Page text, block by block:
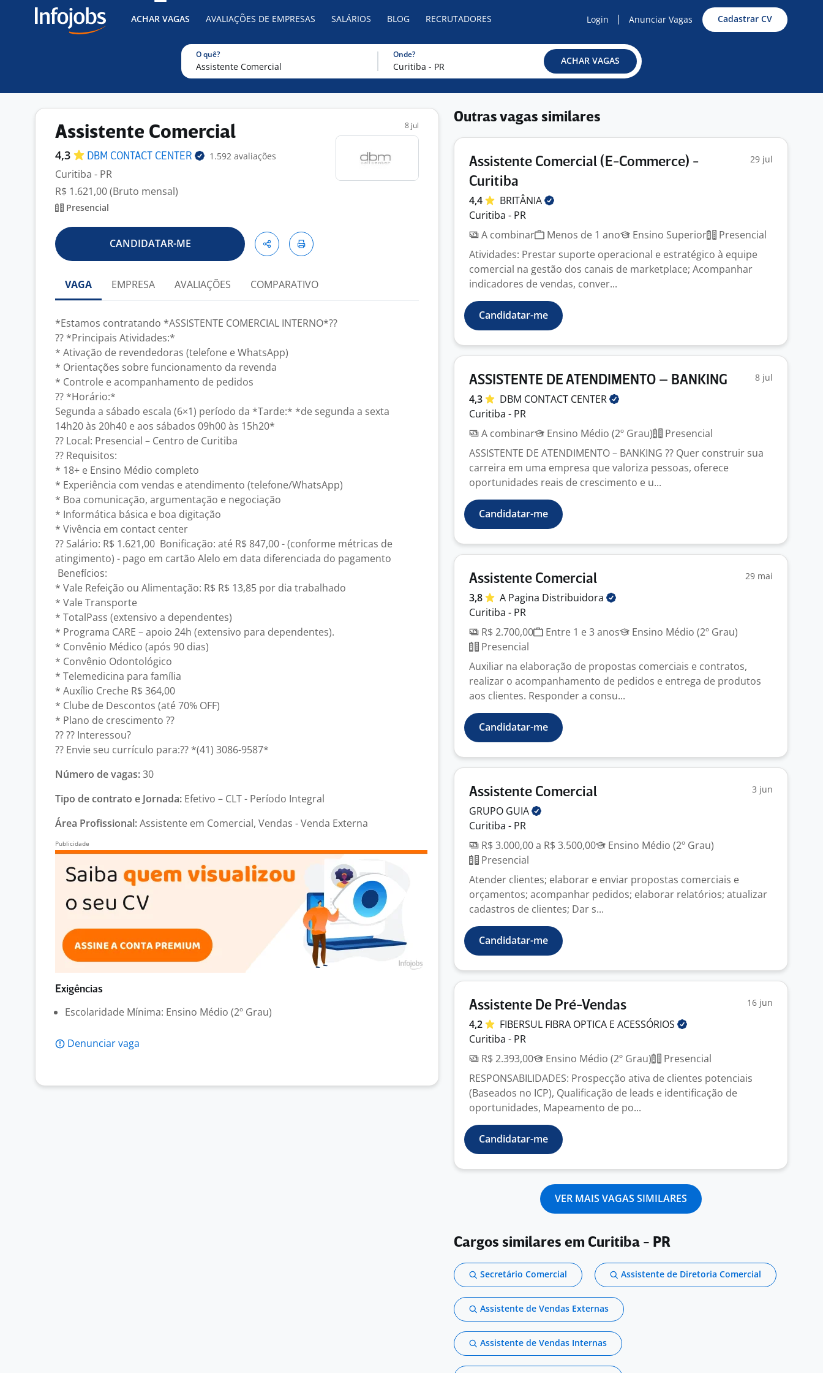
ACHAR VAGAS AVALIAÇÕES DE EMPRESAS SALÁRIOS BLOG RECRUTADORES Login Anunciar Vagas Cadastrar CV
O quê? Onde?
ACHAR VAGAS
Assistente Comercial
4,3 DBM CONTACT CENTER 1.592 avaliações
Curitiba - PR
R$ 1.621,00 (Bruto mensal)
Presencial
8 jul
CANDIDATAR-ME
VAGA EMPRESA AVALIAÇÕES COMPARATIVO
*Estamos contratando *ASSISTENTE COMERCIAL INTERNO*??
?? *Principais Atividades:*
* Ativação de revendedoras (telefone e WhatsApp)
* Orientações sobre funcionamento da revenda
* Controle e acompanhamento de pedidos
?? *Horário:*
Segunda a sábado escala (6×1) período da *Tarde:* *de segunda a sexta
14h20 às 20h40 e aos sábados 09h00 às 15h20*
?? Local: Presencial – Centro de Curitiba
?? Requisitos:
* 18+ e Ensino Médio completo
* Experiência com vendas e atendimento (telefone/WhatsApp)
* Boa comunicação, argumentação e negociação
* Informática básica e boa digitação
* Vivência em contact center
?? Salário: R$ 1.621,00 Bonificação: até R$ 847,00 - (conforme métricas de
atingimento) - pago em cartão Alelo em data diferenciada do pagamento
Benefícios:
* Vale Refeição ou Alimentação: R$ R$ 13,85 por dia trabalhado
* Vale Transporte
* TotalPass (extensivo a dependentes)
* Programa CARE – apoio 24h (extensivo para dependentes).
* Convênio Médico (após 90 dias)
* Convênio Odontológico
* Telemedicina para família
* Auxílio Creche R$ 364,00
* Clube de Descontos (até 70% OFF)
* Plano de crescimento ??
?? ?? Interessou?
?? Envie seu currículo para:?? *(41) 3086-9587*
Número de vagas:30
Tipo de contrato e Jornada: Efetivo – CLT - Período Integral
Área Profissional:Assistente em Comercial, Vendas - Venda Externa
Exigências
Escolaridade Mínima: Ensino Médio (2º Grau)
Denunciar vaga
Outras vagas similares
Assistente Comercial (E-Commerce) -
Curitiba
29 jul
4,4
BRITÂNIA
Curitiba - PR
A combinar
Menos de 1 ano Ensino Superior
Presencial
Atividades: Prestar suporte operacional e estratégico à equipe
comercial na gestão dos canais de marketplace; Acompanhar
indicadores de vendas, conver...
Candidatar-me
ASSISTENTE DE ATENDIMENTO – BANKING 8 jul
4,3 DBM CONTACT CENTER
Curitiba - PR
A combinar
Ensino Médio (2º Grau)
Presencial
ASSISTENTE DE ATENDIMENTO – BANKING ?? Quer construir sua
carreira em uma empresa que valoriza pessoas, oferece
oportunidades reais de crescimento e u...
Candidatar-me
Assistente Comercial 29 mai
3,8 A Pagina Distribuidora
Curitiba - PR
R$ 2.700,00
Entre 1 e 3 anos
Ensino Médio (2º Grau)
Presencial
Auxiliar na elaboração de propostas comerciais e contratos,
realizar o acompanhamento de pedidos e entrega de produtos
aos clientes. Responder a consu...
Candidatar-me
Assistente Comercial 3 jun
GRUPO GUIA
Curitiba - PR
R$ 3.000,00 a R$ 3.500,00
Ensino Médio (2º Grau)
Presencial
Atender clientes; elaborar e enviar propostas comerciais e
orçamentos; acompanhar pedidos; elaborar relatórios; atualizar
cadastros de clientes; Dar s...
Candidatar-me
Assistente De Pré-Vendas 16 jun
4,2 FIBERSUL FIBRA OPTICA E ACESSÓRIOS
Curitiba - PR
R$ 2.393,00
Ensino Médio (2º Grau)
Presencial
RESPONSABILIDADES: Prospecção ativa de clientes potenciais
(Baseados no ICP), Qualificação de leads e identificação de
oportunidades, Mapeamento de po...
Candidatar-me
VER MAIS VAGAS SIMILARES
Cargos similares em Curitiba - PR
Secretário Comercial Assistente de Diretoria Comercial
Assistente de Vendas Externas
Assistente de Vendas Internas